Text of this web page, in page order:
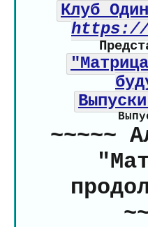
Клуб
https://
~~~~~